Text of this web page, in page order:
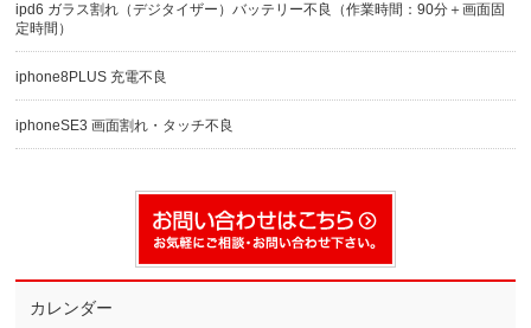
ipd6 ガラス割れ（デジタイザー）バッテリー不良（作業時間：90分＋画面固
定時間）
iphone8PLUS 充電不良
iphoneSE3 画面割れ・タッチ不良
カレンダー